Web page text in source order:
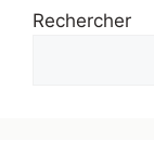
Rechercher